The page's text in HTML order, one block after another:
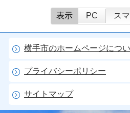
表示 PC ス
横手市のホームページにつ
プライバシーポリシー
サイトマップ